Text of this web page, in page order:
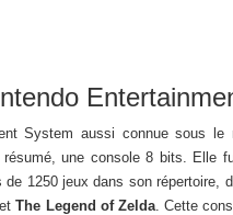
System aussi connue sous
résumé, une console 8 bits. Elle
1250 jeux dans son répertoire,
etThe Legend of Zelda. Cette